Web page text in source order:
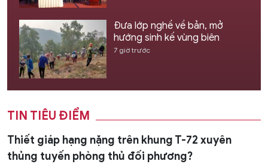
Đưa lớp nghề về bản, mở
hướng sinh kế vùng biên
7 giờ trước
TIN TIÊU ĐIỂM
Thiết giáp hạng nặng trên khung T-72 xuyên
thủng tuyến phòng thủ đối phương?